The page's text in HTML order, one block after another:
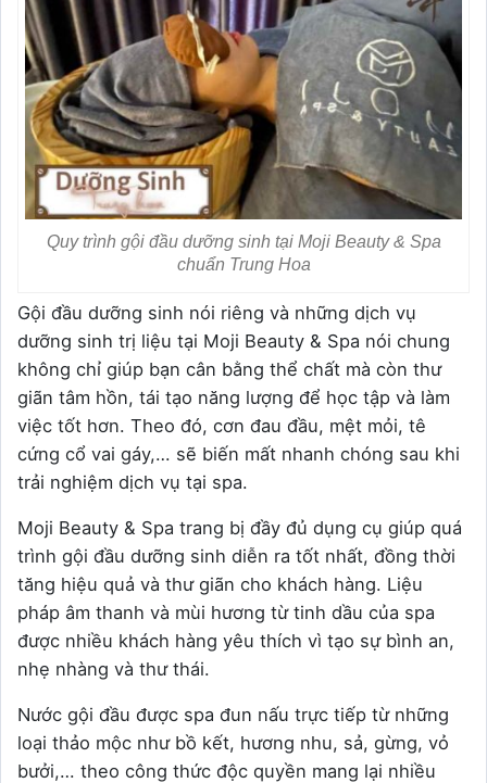
Quy trình gội đầu dưỡng sinh tại Moji Beauty & Spa
chuẩn Trung Hoa
Gội đầu dưỡng sinh nói riêng và những dịch vụ
dưỡng sinh trị liệu tại Moji Beauty & Spa nói chung
không chỉ giúp bạn cân bằng thể chất mà còn thư
giãn tâm hồn, tái tạo năng lượng để học tập và làm
việc tốt hơn. Theo đó, cơn đau đầu, mệt mỏi, tê
cứng cổ vai gáy,… sẽ biến mất nhanh chóng sau khi
trải nghiệm dịch vụ tại spa.
Moji Beauty & Spa trang bị đầy đủ dụng cụ giúp quá
trình gội đầu dưỡng sinh diễn ra tốt nhất, đồng thời
tăng hiệu quả và thư giãn cho khách hàng. Liệu
pháp âm thanh và mùi hương từ tinh dầu của spa
được nhiều khách hàng yêu thích vì tạo sự bình an,
nhẹ nhàng và thư thái.
Nước gội đầu được spa đun nấu trực tiếp từ những
loại thảo mộc như bồ kết, hương nhu, sả, gừng, vỏ
bưởi,… theo công thức độc quyền mang lại nhiều